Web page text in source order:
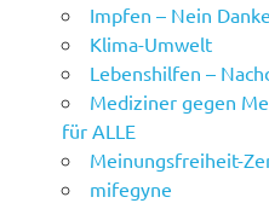
Impfen – Nein
Klima-Umwelt
Lebenshilfen –
Mediziner gegen
für ALLE
Meinungsfreiheit-
mifegyne